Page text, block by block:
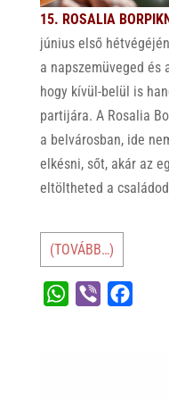
15. ROSALIA
június első
a napszemüveged és
hogy kívül-belül is
partijára. A Rosalia
a belvárosban, ide
elkésni, sőt, akár az
eltöltheted a
(TOVÁBB…)